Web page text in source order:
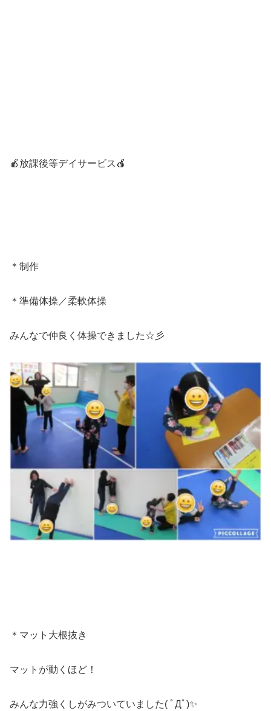
🍎放課後等デイサービス🍎
＊制作
＊準備体操／柔軟体操
みんなで仲良く体操できました☆彡
＊マット大根抜き
マットが動くほど！
みんな力強くしがみついていました( ﾟДﾟ)✨